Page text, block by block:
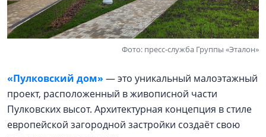
Фото: пресс-служба Группы «Эталон»
«Пулковский дом» — это уникальный малоэтажный
проект, расположенный в живописной части
Пулковских высот. Архитектурная концепция в стиле
европейской загородной застройки создаёт свою